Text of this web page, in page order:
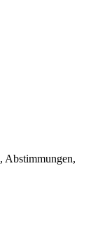
Abstimmungen,